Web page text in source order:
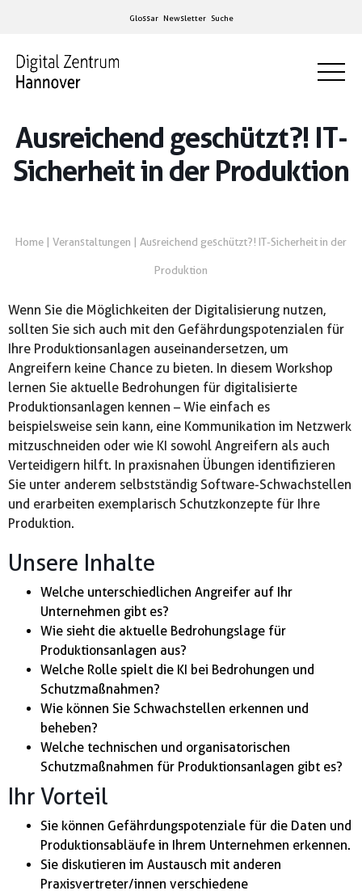
Glossar Newsletter Suche
Ausreichend geschützt?! IT-
Sicherheit in der Produktion
Home | Veranstaltungen | Ausreichend geschützt?! IT-Sicherheit in der
Produktion
Wenn Sie die Möglichkeiten der Digitalisierung nutzen,
sollten Sie sich auch mit den Gefährdungspotenzialen für
Ihre Produktionsanlagen auseinandersetzen, um
Angreifern keine Chance zu bieten. In diesem Workshop
lernen Sie aktuelle Bedrohungen für digitalisierte
Produktionsanlagen kennen – Wie einfach es
beispielsweise sein kann, eine Kommunikation im Netzwerk
mitzuschneiden oder wie KI sowohl Angreifern als auch
Verteidigern hilft. In praxisnahen Übungen identifizieren
Sie unter anderem selbstständig Software-Schwachstellen
und erarbeiten exemplarisch Schutzkonzepte für Ihre
Produktion.
Unsere Inhalte
Welche unterschiedlichen Angreifer auf Ihr
Unternehmen gibt es?
Wie sieht die aktuelle Bedrohungslage für
Produktionsanlagen aus?
Welche Rolle spielt die KI bei Bedrohungen und
Schutzmaßnahmen?
Wie können Sie Schwachstellen erkennen und
beheben?
Welche technischen und organisatorischen
Schutzmaßnahmen für Produktionsanlagen gibt es?
Ihr Vorteil
Sie können Gefährdungspotenziale für die Daten und
Produktionsabläufe in Ihrem Unternehmen erkennen.
Sie diskutieren im Austausch mit anderen
Praxisvertreter/innen verschiedene